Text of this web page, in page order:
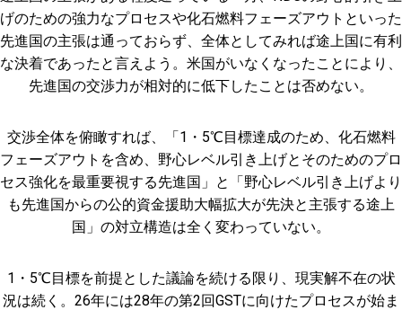
げのための強力なプロセスや化石燃料フェーズアウトといった
先進国の主張は通っておらず、全体としてみれば途上国に有利
な決着であったと言えよう。米国がいなくなったことにより、
先進国の交渉力が相対的に低下したことは否めない。
交渉全体を俯瞰すれば、「1・5℃目標達成のため、化石燃料
フェーズアウトを含め、野心レベル引き上げとそのためのプロ
セス強化を最重要視する先進国」と「野心レベル引き上げより
も先進国からの公的資金援助大幅拡大が先決と主張する途上
国」の対立構造は全く変わっていない。
1・5℃目標を前提とした議論を続ける限り、現実解不在の状
況は続く。26年には28年の第2回GSTに向けたプロセスが始ま